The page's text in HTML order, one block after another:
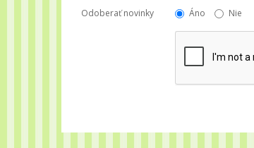
Odoberať novinky Áno Nie